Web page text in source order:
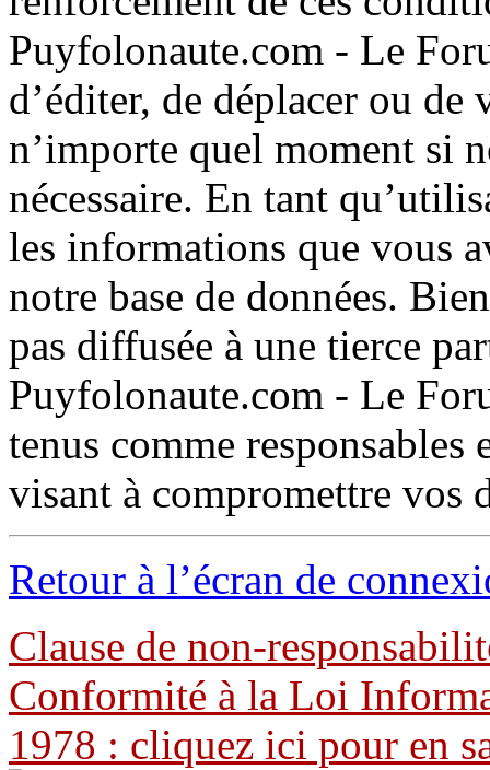
Puyfolonaute.com - Le
d’éditer, de déplacer ou
n’importe quel moment si
nécessaire. En tant
les informations que vous
notre base de données.
pas diffusée à une tierce
Puyfolonaute.com - Le
tenus comme responsables
visant à compromettre vos
Retour à l’écran de
Clause de non-
Conformité à la Loi
1978 : cliquez ici pour en